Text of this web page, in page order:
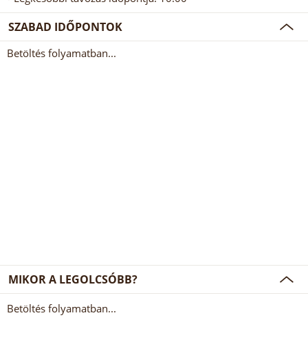
SZABAD IDŐPONTOK
Betöltés folyamatban...
MIKOR A LEGOLCSÓBB?
Betöltés folyamatban...